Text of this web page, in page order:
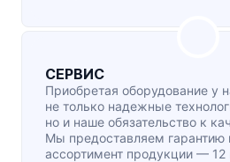
СЕРВИС
Приобретая оборудование у
не только надежные
но и наше обязательство к
Мы предоставляем гарантию
ассортимент продукции — 12